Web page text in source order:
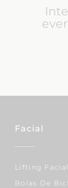
Facial
Lifting Facial
Bolas De